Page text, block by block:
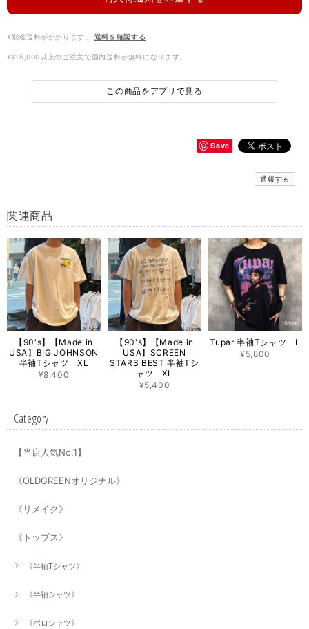
※別途送料がかかります。 送料を確認する
※¥15,000以上のご注文で国内送料が無料になります。
この商品をアプリで見る
Save
通報する
関連商品
【90's】【Made in
USA】BIG JOHNSON
半袖Tシャツ XL
¥8,400
【90's】【Made in
USA】SCREEN
STARS BEST 半袖Tシ
ャツ XL
¥5,400
Tupar 半袖Tシャツ L
¥5,800
Category
【当店人気No.1】
《OLDGREENオリジナル》
《リメイク》
《トップス》
《半袖Tシャツ》
《半袖シャツ》
《ポロシャツ》